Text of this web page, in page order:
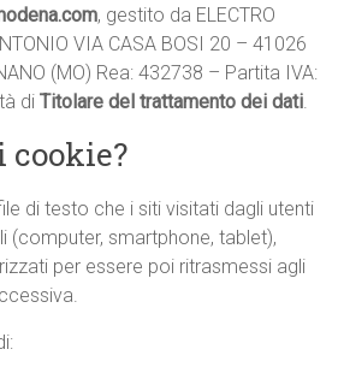
, gestito da ELECTRO
VIA CASA BOSI 20 – 41026
(MO) Rea: 432738 – Partita IVA:
diTitolare del trattamento dei dati.
cookie?
di testo che i siti visitati dagli utenti
(computer, smartphone, tablet),
per essere poi ritrasmessi agli